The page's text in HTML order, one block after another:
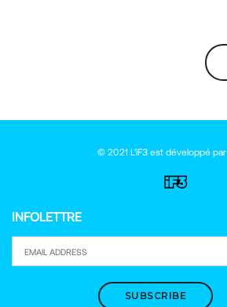
© 2021 L'iF3 est développé par
INFOLETTRE